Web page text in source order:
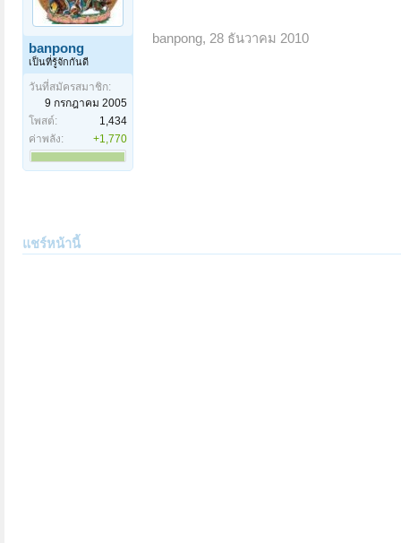
banpong
เป็นที่รู้จักกันดี
วันที่สมัครสมาชิก:
9 กรกฎาคม 2005
โพสต์:
1,434
ค่าพลัง:
+1,770
banpong, 28 ธันวาคม 2010
แชร์หน้านี้